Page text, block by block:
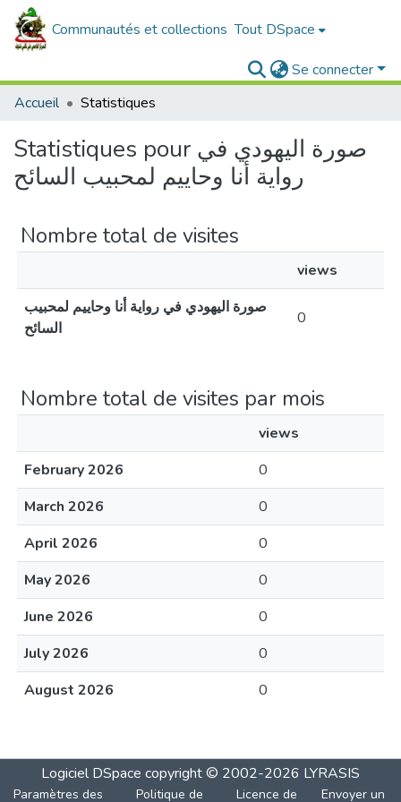
Communautés et collections Tout DSpace
Se connecter
Accueil
Statistiques
Statistiques pour صورة اليهودي في
رواية أنا وحاييم لمحبيب السائح
Nombre total de visites
views
صورة اليهودي في رواية أنا وحاييم لمحبيب
السائح
0
Nombre total de visites par mois
views
February 2026
0
March 2026
0
April 2026
0
May 2026
0
June 2026
0
July 2026
0
August 2026
0
Logiciel DSpace copyright © 2002-2026 LYRASIS
Paramètres des Politique de Licence de Envoyer un